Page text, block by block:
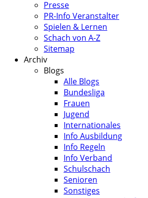
Presse
PR-Info Veranstalter
Spielen & Lernen
Schach von A-Z
Sitemap
Archiv
Blogs
Alle Blogs
Bundesliga
Frauen
Jugend
Internationales
Info Ausbildung
Info Regeln
Info Verband
Schulschach
Senioren
Sonstiges